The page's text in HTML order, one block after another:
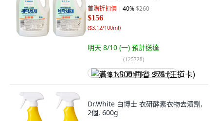
首購折扣價 40%$260
$156
($3.12/100ml)
明天 8/10 (一) 預計送達
(125728)
满 $1,500 再省 $75 (王道卡)
Dr.White 白博士 衣研酵素衣物去漬劑,
2個, 600g